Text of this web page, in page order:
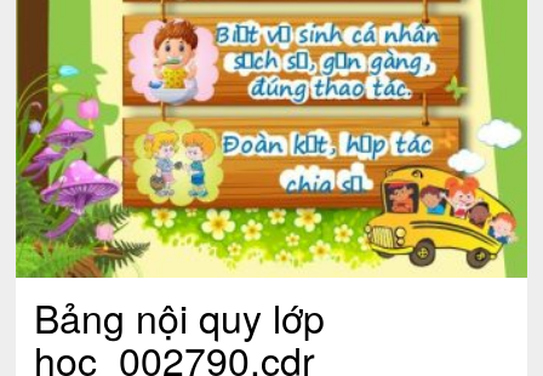
Bảng nội quy lớp
học_002790.cdr